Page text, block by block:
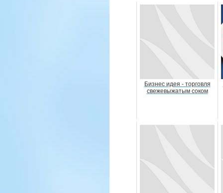
Бизнес идея - торговля
свежевыжатым соком